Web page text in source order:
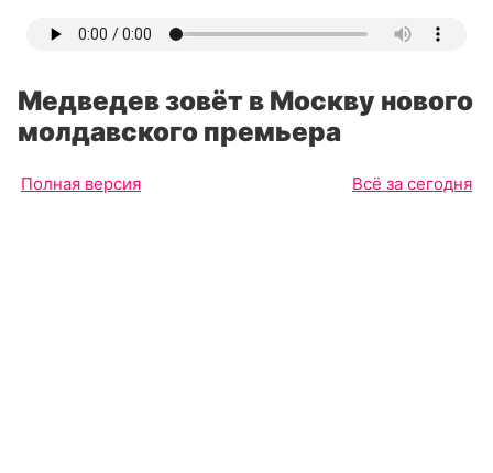
Медведев зовёт в Москву нового
молдавского премьера
Полная версия Всё за сегодня